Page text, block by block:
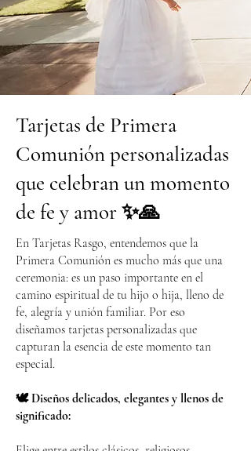
Tarjetas de Primera
Comunión personalizadas
que celebran un momento
de fe y amor ✨🙏
En Tarjetas Rasgo, entendemos que la
Primera Comunión es mucho más que una
ceremonia: es un paso importante en el
camino espiritual de tu hijo o hija, lleno de
fe, alegría y unión familiar. Por eso
diseñamos tarjetas personalizadas que
capturan la esencia de este momento tan
especial.
🕊️ Diseños delicados, elegantes y llenos de
significado: